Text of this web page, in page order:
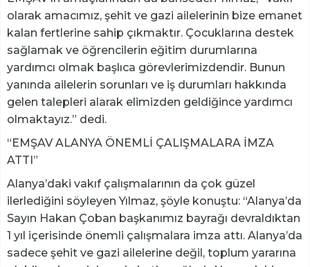
olarak amacımız, şehit ve gazi ailelerinin bize emanet
kalan fertlerine sahip çıkmaktır. Çocuklarına destek
sağlamak ve öğrencilerin eğitim durumlarına
yardımcı olmak başlıca görevlerimizdendir. Bunun
yanında ailelerin sorunları ve iş durumları hakkında
gelen talepleri alarak elimizden geldiğince yardımcı
olmaktayız.” dedi.
“EMŞAV ALANYA ÖNEMLİ ÇALIŞMALARA İMZA
ATTI”
Alanya’daki vakıf çalışmalarının da çok güzel
ilerlediğini söyleyen Yılmaz, şöyle konuştu: “Alanya’da
Sayın Hakan Çoban başkanımız bayrağı devraldıktan
1 yıl içerisinde önemli çalışmalara imza attı. Alanya’da
sadece şehit ve gazi ailelerine değil, toplum yararına